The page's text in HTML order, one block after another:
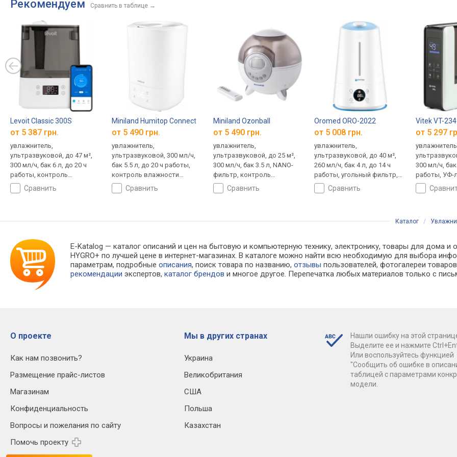
Рекомендуем Сравнить в таблице →
Levoit Classic 300S
от 5 387 грн.
увлажнитель,
ультразвуковой, до 47 м²,
300 мл/ч, бак 6 л, до 20 ч
работы, контроль
влажности (гигростат),
ароматизатор, ночной
Alexa
сравнить
Miniland Humitop Connect
от 5 490 грн.
увлажнитель,
ультразвуковой, 300 мл/ч,
бак 5.5 л, до 20 ч работы,
контроль влажности
(гигростат), ароматизатор,
верхний долив, Wi-Fi
сравнить
Miniland Ozonball
от 5 490 грн.
увлажнитель,
ультразвуковой, до 25 м²,
300 мл/ч, бак 3.5 л, NANO-
фильтр, контроль
влажности (гигростат),
озонирование
сравнить
Oromed ORO-2022
от 5 008 грн.
увлажнитель,
ультразвуковой, до 40 м²,
260 мл/ч, бак 4 л, до 14 ч
работы, угольный фильтр,
контроль влажности
(гигростат), ионизатор,
сравнить
Vitek VT-
от 5 297
300 мл/ч,
работы, УФ-
контроль
(гигростат),
Каталог /
E-Katalog — каталог описаний и цен на бытовую и компьютерную технику, электронику, товары для дома
HYGRO+ по лучшей цене в интернет-магазинах. В каталоге можно найти всю необходимую для выбора
параметрам, подробныеописания, поиск товара по названию,отзывы пользователей, фотогалереи
рекомендации экспертов,каталог брендов и многое другое. Перепечатка любых материалов только с
О проекте
Как нам позвонить?
Размещение прайс-листов
Магазинам
Конфиденциальность
Вопросы и пожелания по сайту
Помочь проекту
Мы в других странах
Украина
Великобритания
США
Польша
Казахстан
Нашли ошибку на этой
Выделите ее и нажмите
Или воспользуйтесь функцией
"Сообщить об ошибке в
таблицей с параметрами
модели.